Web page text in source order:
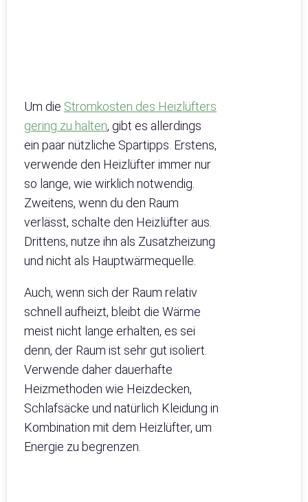
Um die Stromkosten des Heizlüfters
gering zu halten, gibt es allerdings
ein paar nützliche Spartipps. Erstens,
verwende den Heizlüfter immer nur
so lange, wie wirklich notwendig.
Zweitens, wenn du den Raum
verlässt, schalte den Heizlüfter aus.
Drittens, nutze ihn als Zusatzheizung
und nicht als Hauptwärmequelle.
Auch, wenn sich der Raum relativ
schnell aufheizt, bleibt die Wärme
meist nicht lange erhalten, es sei
denn, der Raum ist sehr gut isoliert.
Verwende daher dauerhafte
Heizmethoden wie Heizdecken,
Schlafsäcke und natürlich Kleidung in
Kombination mit dem Heizlüfter, um
Energie zu begrenzen.